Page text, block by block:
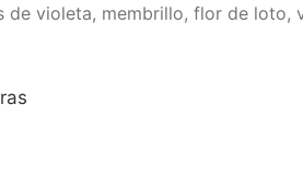
de violeta, membrillo, flor de loto,